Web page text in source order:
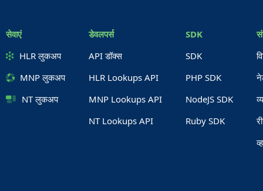
सेवाएं
HLR लुकअप
MNP लुकअप
NT लुकअप
डेवलपर्स
API डॉक्स
HLR Lookups API
MNP Lookups API
NT Lookups API
SDK
SDK
PHP SDK
NodeJS SDK
Ruby SDK